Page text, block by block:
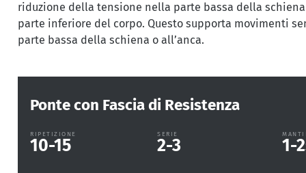
riduzione della tensione nella parte bassa della
parte inferiore del corpo. Questo supporta movimenti
parte bassa della schiena o all’anca.
Ponte con Fascia di Resistenza
RIPETIZIONE
10-15
SERIE
2-3 1-2